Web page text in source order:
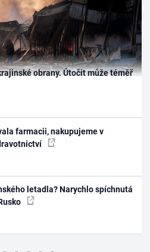
obrany. Útočit může téměř
farmacii, nakupujeme v
letadla? Narychlo spíchnutá